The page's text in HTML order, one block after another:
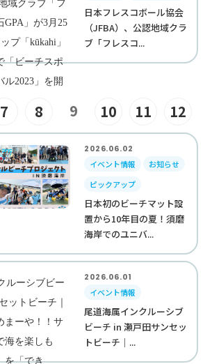
日本フレスコボール協会
（JFBA）、公認地域クラ
ブ「フレスコ...
7 8 9 10 11 12
2026.06.02
イベント情報
お知らせ
ピックアップ
日本初のビーチマット設
置から10年目の夏！須磨
海岸でのユニバ...
2026.06.01
イベント情報
尾道海属インクルーシブ
ビーチ in 瀬戸田サンセッ
トビーチ｜...